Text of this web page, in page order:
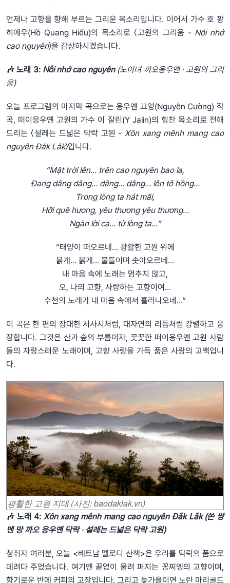
언제나 고향을 향해 부르는 그리운 목소리입니다. 이어서 가수 호 꽝
히에우(Hồ Quang Hiếu)의 목소리로 〈고원의 그리움 - Nỗi nhớ
cao nguyên〉을 감상하시겠습니다.
🎶 노래 3: Nỗi nhớ cao nguyên (노이녀 까오응우옌 · 고원의 그리
움)
오늘 프로그램의 마지막 곡으로는 응우옌 끄엉(Nguyễn Cường) 작
곡, 떠이응우옌 고원의 가수 이 잘린(Y Jalin)의 힘찬 목소리로 전해
드리는 〈설레는 드넓은 닥락 고원 - Xôn xang mênh mang cao
nguyên Đắk Lắk〉입니다.
“Mặt trời lên… trên cao nguyên bao la,
Đang dâng dâng… dâng… dâng… lên tô hồng…
Trong lòng ta hát mãi,
Hỡi quê hương, yêu thương yêu thương…
Ngàn lời ca… từ lòng ta…”
“태양이 떠오르네… 광활한 고원 위에
붉게… 붉게… 물들이며 솟아오르네…
내 마음 속에 노래는 멈추지 않고,
오, 나의 고향, 사랑하는 고향이여…
수천의 노래가 내 마음 속에서 흘러나오네…”
이 곡은 한 편의 장대한 서사시처럼, 대자연의 리듬처럼 강렬하고 웅
장합니다. 그것은 산과 숲의 부름이자, 꿋꿋한 떠이응우옌 고원 사람
들의 자랑스러운 노래이며, 고향 사랑을 가득 품은 사랑의 고백입니
다.
광활한 고원 지대 (사진: baodaklak.vn)
🎶 노래 4: Xôn xang mênh mang cao nguyên Đắk Lắk (쏜 쌍
멘 망 까오 응우옌 닥락 · 설레는 드넓은 닥락 고원)
청취자 여러분, 오늘 <베트남 멜로디 산책>은 우리를 닥락의 품으로
데려다 주었습니다. 여기엔 끝없이 울려 퍼지는 꽁찌엥의 고향이며,
향기로운 반메 커피의 고장입니다. 그리고 늦가을이면 노란 마리골드